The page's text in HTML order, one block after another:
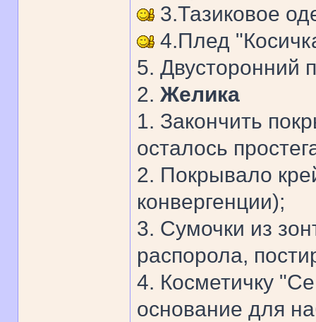
3.Тазиковое
4.Плед
5. Двусторонний
2. Желика
1. Закончить
осталось
2. Покрывало
конвергенции);
3. Сумочки из
распорола,
4. Косметичку
основание для